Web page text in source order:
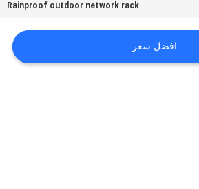
Rainproof outdoor network rack
افضل سعر